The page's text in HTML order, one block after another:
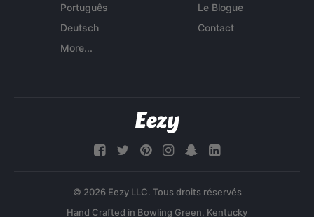
Português
Deutsch
More...
Le Blogue
Contact
© 2026 Eezy LLC. Tous droits réservés